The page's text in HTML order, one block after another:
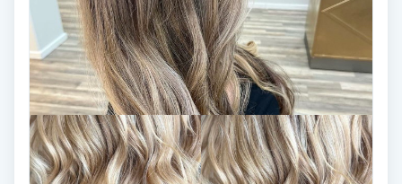
Diamantslipning
Enzympeeling
Extensions